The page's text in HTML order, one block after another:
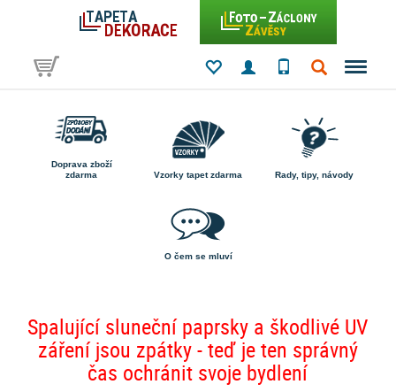
Doprava zboží
zdarma
Vzorky tapet zdarma Rady, tipy, návody
O čem se mluví
Spalující sluneční paprsky a škodlivé UV
záření jsou zpátky - teď je ten správný
čas ochránit svoje bydlení